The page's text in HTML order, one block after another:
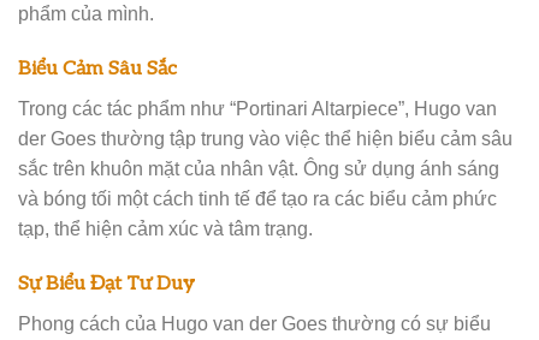
phẩm của mình.
Biểu Cảm Sâu Sắc
Trong các tác phẩm như “Portinari Altarpiece”, Hugo van
der Goes thường tập trung vào việc thể hiện biểu cảm sâu
sắc trên khuôn mặt của nhân vật. Ông sử dụng ánh sáng
và bóng tối một cách tinh tế để tạo ra các biểu cảm phức
tạp, thể hiện cảm xúc và tâm trạng.
Sự Biểu Đạt Tư Duy
Phong cách của Hugo van der Goes thường có sự biểu